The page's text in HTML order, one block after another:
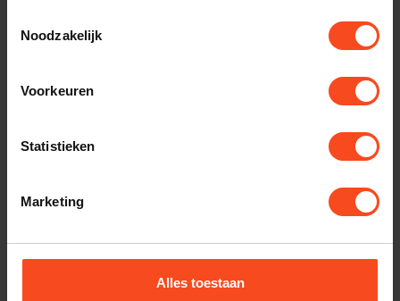
Noodzakelijk
Voorkeuren
Statistieken
Marketing
Alles toestaan
Op voorraad
Supra Luidsprekerkabel Ply
Op voorraad
Supra CombiCon Kit
Op voorraad